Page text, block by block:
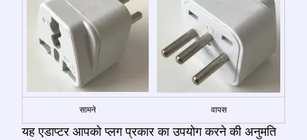
सामने वापस
यह एडाप्टर आपको प्लग प्रकार का उपयोग करने की अनुमति